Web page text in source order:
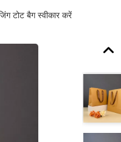
टोट बैग स्वीकार करें